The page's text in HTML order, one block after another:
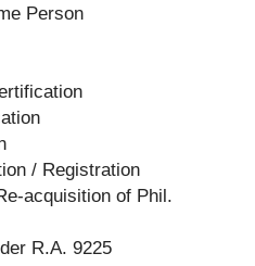
Person
/ Registration
acquisition of Phil.
R.A. 9225